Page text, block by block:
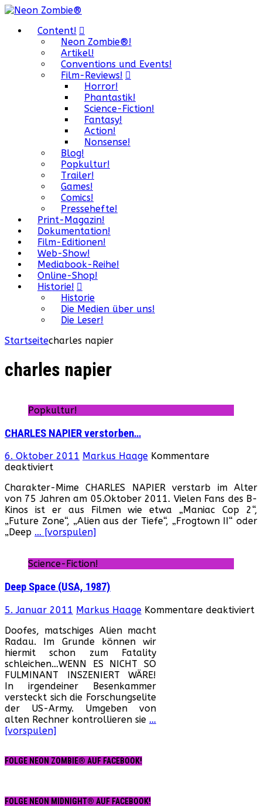
Content!
Neon Zombie®!
Artikel!
Conventions und Events!
Film-Reviews!
Horror!
Phantastik!
Science-Fiction!
Fantasy!
Action!
Nonsense!
Blog!
Popkultur!
Trailer!
Games!
Comics!
Pressehefte!
Print-Magazin!
Dokumentation!
Film-Editionen!
Web-Show!
Mediabook-Reihe!
Online-Shop!
Historie!
Historie
Die Medien über uns!
Die Leser!
Startseitecharles napier
charles napier
Popkultur!
CHARLES NAPIER verstorben…
6. Oktober 2011 Markus Haage Kommentare
deaktiviertfür
NAPIER
verstorben…
Charakter-Mime CHARLES NAPIER verstarb im Alter
von 75 Jahren am 05.Oktober 2011. Vielen Fans des B-
Kinos ist er aus Filmen wie etwa „Maniac Cop 2“,
„Future Zone“, „Alien aus der Tiefe“, „Frogtown II“ oder
„Deep … [vorspulen]
Science-Fiction!
Deep Space (USA, 1987)
5. Januar 2011 Markus Haage Kommentare deaktiviert
Doofes, matschiges Alien macht
Radau. Im Grunde können wir
hiermit schon zum Fatality
schleichen…WENN ES NICHT SO
FULMINANT INSZENIERT WÄRE!
In irgendeiner Besenkammer
versteckt sich die Forschungselite
der US-Army. Umgeben von
alten Rechner kontrollieren sie …
[vorspulen]
FOLGE NEON ZOMBIE® AUF FACEBOOK!
FOLGE NEON MIDNIGHT® AUF FACEBOOK!